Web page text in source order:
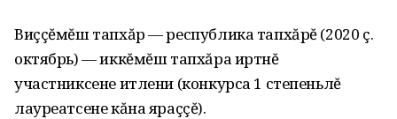
Виççĕмĕш тапхăр — республика тапхăрĕ (2020 ç.
октябрь) — иккĕмĕш тапхăра иртнĕ
участниксене итлени (конкурса 1 степеньлĕ
лауреатсене кăна яраççĕ).